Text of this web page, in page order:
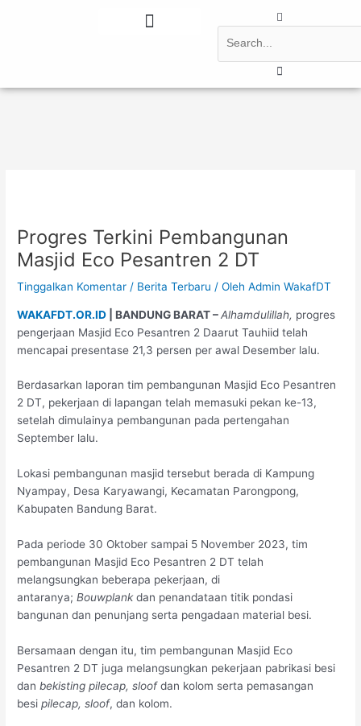
Progres Terkini Pembangunan
Masjid Eco Pesantren 2 DT
Tinggalkan Komentar / Berita Terbaru / OlehAdmin WakafDT
WAKAFDT.OR.ID | BANDUNG BARAT –Alhamdulillah, progres
pengerjaan Masjid Eco Pesantren 2 Daarut Tauhiid telah
mencapai presentase 21,3 persen per awal Desember lalu.
Berdasarkan laporan tim pembangunan Masjid Eco Pesantren
2 DT, pekerjaan di lapangan telah memasuki pekan ke-13,
setelah dimulainya pembangunan pada pertengahan
September lalu.
Lokasi pembangunan masjid tersebut berada di Kampung
Nyampay, Desa Karyawangi, Kecamatan Parongpong,
Kabupaten Bandung Barat.
Pada periode 30 Oktober sampai 5 November 2023, tim
pembangunan Masjid Eco Pesantren 2 DT telah
melangsungkan beberapa pekerjaan, di
antaranya;Bouwplankdan penandataan titik pondasi
bangunan dan penunjang serta pengadaan material besi.
Bersamaan dengan itu, tim pembangunan Masjid Eco
Pesantren 2 DT juga melangsungkan pekerjaan pabrikasi besi
danbekisting pilecap, sloofdan kolom serta pemasangan
besipilecap, sloof, dan kolom.